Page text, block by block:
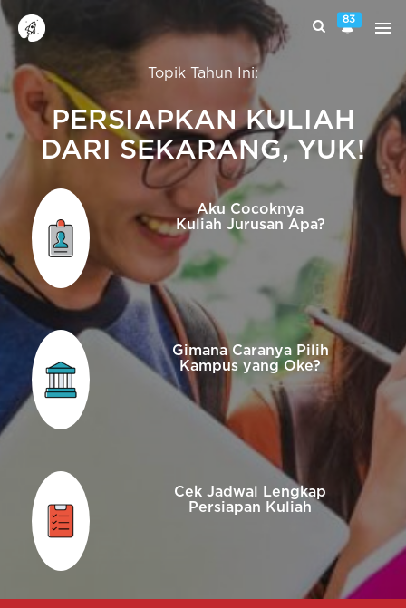
83
Topik Tahun Ini:
PERSIAPKAN KULIAH
DARI SEKARANG, YUK!
Aku Cocoknya
Kuliah Jurusan Apa?
Gimana Caranya Pilih
Kampus yang Oke?
Cek Jadwal Lengkap
Persiapan Kuliah